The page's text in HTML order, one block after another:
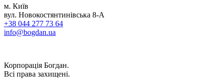
м. Київ
вул. Новокостянтинівська 8-А
+38 044 277 73 64
info@bogdan.ua
Корпорація Богдан.
Всі права захищені.